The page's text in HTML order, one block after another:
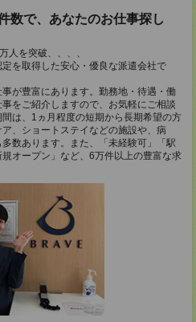
数で、あなたのお仕事探し
人を突破、、、、
を取得した安心・優良な派遣会社で
が豊富にあります。勤務地・待遇・働
をご紹介しますので、お気軽にご相談
は、1ヵ月程度の短期から長期希望の方
、ショートステイなどの施設や、病
数あります。また、「未経験可」「駅
オープン」など、6万件以上の豊富な求